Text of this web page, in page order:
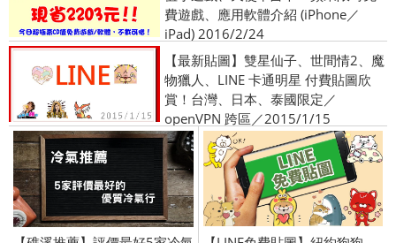
費遊戲、應用軟體介紹 (iPhone／
iPad) 2016/2/24
【最新貼圖】雙星仙子、世間情2、魔
物獵人、LINE 卡通明星 付費貼圖欣
賞！台灣、日本、泰國限定／
openVPN 跨區／2015/1/15